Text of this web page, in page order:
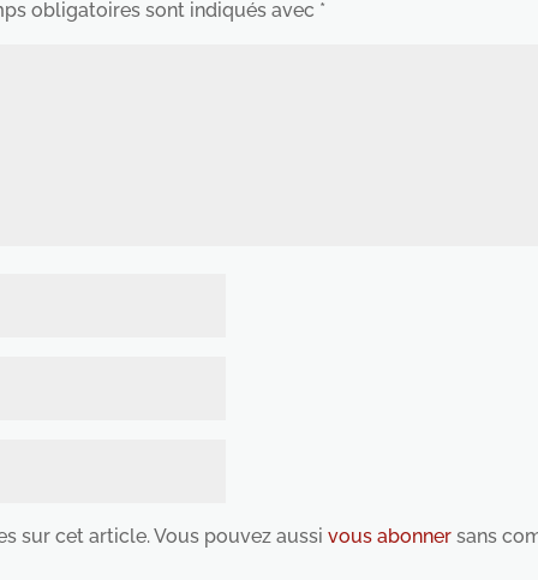
obligatoires sont indiqués avec *
sur cet article. Vous pouvez aussi vous abonnersans